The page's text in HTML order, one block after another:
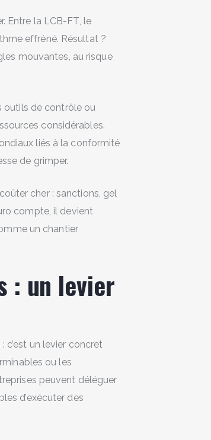
Entre la LCB-FT, le
effréné. Résultat ?
mouvantes, au risque
outils de contrôle ou
considérables.
liés à la conformité
de grimper.
cher : sanctions, gel
compte, il devient
un chantier
: un levier
c’est un levier concret
ou les
peuvent déléguer
d’exécuter des